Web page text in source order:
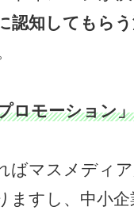
認知してもら
ロモーション」
ばマスメディ
ますし、中小企